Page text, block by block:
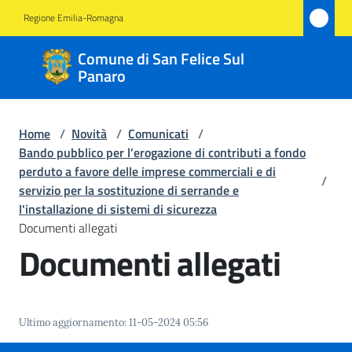
Regione Emilia-Romagna
Comune di San Felice Sul
Panaro
Comune
di San
Felice
Sul
Panaro
Amministrazione
Novità
Menu selezionato
Vivere
Home / Novità / Comunicati /
Bando pubblico per l’erogazione di contributi a fondo
perduto a favore delle imprese commerciali e di
servizio per la sostituzione di serrande e
l'installazione di sistemi di sicurezza
/
Documenti allegati
Documenti allegati
Ultimo aggiornamento:11-05-2024 05:56